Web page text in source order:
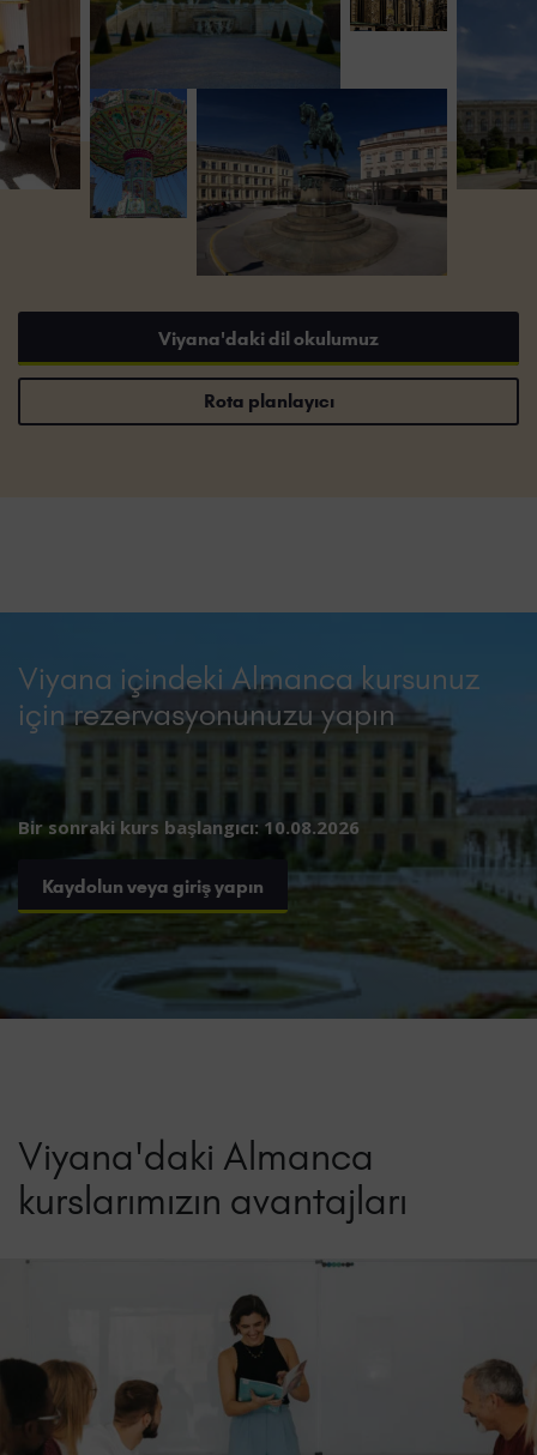
Viyana'daki dil okulumuz
Rota planlayıcı
Viyana içindeki Almanca kursunuz
için rezervasyonunuzu yapın
Bir sonraki kurs başlangıcı: 10.08.2026
Kaydolun veya giriş yapın
Viyana'daki Almanca
kurslarımızın avantajları